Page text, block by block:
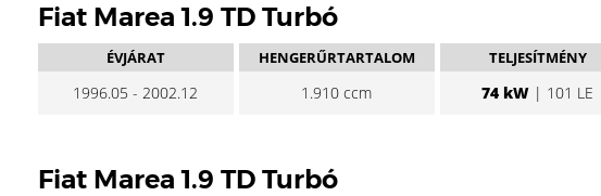
Fiat Marea 1.9 TD Turbó
ÉVJÁRAT
1996.05 - 2002.12
HENGERŰRTARTALOM
1.910 ccm
TELJESÍTMÉNY
74 kW | 101 LE
Fiat Marea 1.9 TD Turbó